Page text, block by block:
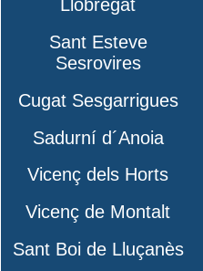
Llobregat
Sant Esteve
Sesrovires
Cugat Sesgarrigues
Sadurní d´Anoia
Vicenç dels Horts
Vicenç de Montalt
Sant Boi de Lluçanès